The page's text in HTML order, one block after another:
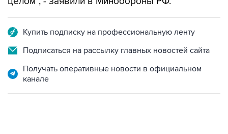
Купить подписку на профессиональную ленту
Подписаться на рассылку главных новостей сайта
Получать оперативные новости в официальном
канале